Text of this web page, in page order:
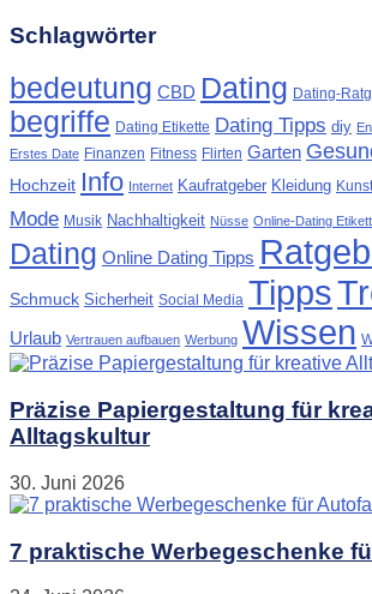
Schlagwörter
bedeutung CBD Dating Dating-
begriffe Dating Etikette Dating Tipps diy
Erstes Date Finanzen Fitness Flirten Garten
Hochzeit Info Internet Kaufratgeber Kleidung Kunst
Mode Musik Nachhaltigkeit Nüsse Online-Dating
Dating Online Dating Tipps
Schmuck Sicherheit Social Media Tipps
Urlaub Vertrauen aufbauen Werbung Wissen
Präzise Papiergestaltung für
Alltagskultur
30. Juni 2026
7 praktische Werbegeschenke